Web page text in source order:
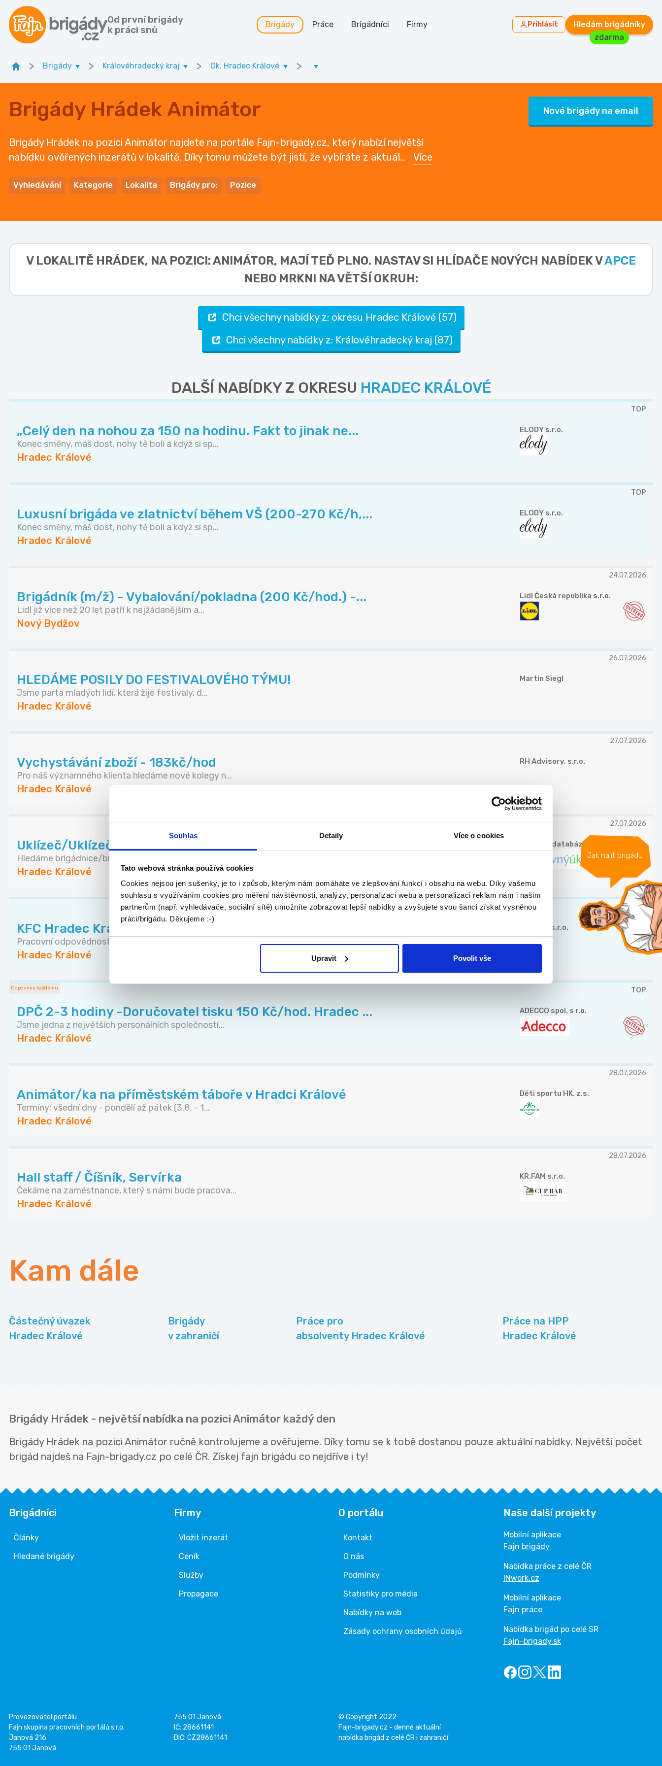
Souhlas Detaily Více o cookies
Tato webová stránka používá cookies
Cookies nejsou jen sušenky, je to i způsob, kterým nám pomáháte ve zlepšování funkcí i obsahu na webu. Díky vašemu
souhlasu s využíváním cookies pro měření návštěvnosti, analýzy, personalizaci webu a personalizaci reklam nám i našim
partnerům (např. vyhledávače, sociální sítě) umožníte zobrazovat lepší nabídky a zvyšujete svou šanci získat vysněnou
práci/brigádu. Děkujeme :-)
Upravit Povolit vše
Od první brigády
k práci snů
Brigády Práce Brigádníci Firmy Přihlásit
Hledám brigádníky
zdarma
Jak najít brigádu
> Brigády > Královéhradecký kraj > Ok. Hradec Králové >
Brigády Hrádek Animátor
Brigády Hrádek na pozici Animátor najdete na portále Fajn-brigady.cz, který nabízí největší
nabídku ověřených inzerátů v lokalitě. Díky tomu můžete být jistí, že vybíráte z aktuál... Více
Vyhledávání Kategorie Lokalita Brigády pro: Pozice
Nové brigády na email
V LOKALITĚ HRÁDEK, NA POZICI: ANIMÁTOR, MAJÍ TEĎ PLNO. NASTAV SI HLÍDAČE NOVÝCH NABÍDEK VAPCE
NEBO MRKNI NA VĚTŠÍ OKRUH:
Chci všechny nabídky z: okresu Hradec Králové (57)
Chci všechny nabídky z: Královéhradecký kraj (87)
DALŠÍ NABÍDKY Z OKRESU HRADEC KRÁLOVÉ
TOP
„Celý den na nohou za 150 na hodinu. Fakt to jinak ne...
Konec směny, máš dost, nohy tě bolí a když si sp...
Hradec Králové
ELODY s.r.o.
TOP
Luxusní brigáda ve zlatnictví během VŠ (200-270 Kč/h,...
Konec směny, máš dost, nohy tě bolí a když si sp...
Hradec Králové
ELODY s.r.o.
24.07.2026
Brigádník (m/ž) - Vybalování/pokladna (200 Kč/hod.) -...
Lidl již více než 20 let patří k nejžádanějším a...
Nový Bydžov
Lidl Česká republika s.r.o.
26.07.2026
HLEDÁME POSILY DO FESTIVALOVÉHO TÝMU!
Jsme parta mladých lidí, která žije festivaly, d...
Hradec Králové
Martin Siegl
27.07.2026
Vychystávání zboží - 183kč/hod
Pro náš významného klienta hledáme nové kolegy n...
Hradec Králové
RH Advisory, s.r.o.
27.07.2026
Uklízeč/Uklízečka Hradec Králové
Hledáme brigádnice/brigádníky na dlouhodobou spo...
Hradec Králové
Správná databáze s.r.o.
TOP
KFC Hradec Králové Aupark hledá nové posily na dlouho...
Pracovní odpovědnosti - Příprava našich skvělých...
Hradec Králové
AmRest s.r.o.
Odpovíme každému TOP
DPČ 2-3 hodiny -Doručovatel tisku 150 Kč/hod. Hradec ...
Jsme jedna z největších personálních společností...
Hradec Králové
ADECCO spol. s r.o.
28.07.2026
Animátor/ka na příměstském táboře v Hradci Králové
Termíny: všední dny - pondělí až pátek (3.8. - 1...
Hradec Králové
Děti sportu HK, z.s.
28.07.2026
Hall staff / Číšník, Servírka
Čekáme na zaméstnance, který s námi bude pracova...
Hradec Králové
KR.FAM s.r.o.
Kam dále
Částečný úvazek
Hradec Králové
Brigády
v zahraničí
Práce pro
absolventy Hradec Králové
Práce na HPP
Hradec Králové
Brigády Hrádek - největší nabídka na pozici Animátor každý den
Brigády Hrádek na pozici Animátor ručně kontrolujeme a ověřujeme. Díky tomu se k tobě dostanou pouze aktuální nabídky. Největší počet
brigád najdeš na Fajn-brigady.cz po celé ČR. Získej fajn brigádu co nejdříve i ty!
Brigádníci
Články
Hledané brigády
Firmy
Vložit inzerát
Ceník
Služby
Propagace
O portálu
Kontakt
O nás
Podmínky
Statistiky pro média
Nabídky na web
Zásady ochrany osobních údajů
Naše další projekty
Mobilní aplikace
Fajn brigády
Nabídka práce z celé ČR
INwork.cz
Mobilní aplikace
Fajn práce
Nabídka brigád po celé SR
Fajn-brigady.sk
Provozovatel portálu
Fajn skupina pracovních portálů s.r.o.
Janová 216
755 01 Janová
755 01 Janová
IČ: 28661141
DIČ: CZ28661141
© Copyright 2022
Fajn-brigady.cz - denně aktuální
nabídka brigád z celé ČR i zahraničí